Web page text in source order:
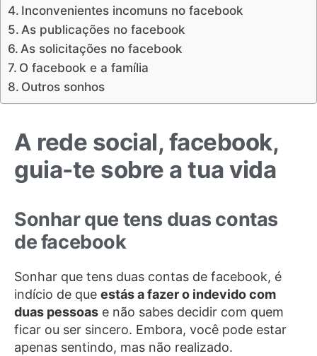
Inconvenientes incomuns no facebook
As publicações no facebook
As solicitações no facebook
O facebook e a família
Outros sonhos
A rede social, facebook,
guia-te sobre a tua vida
Sonhar que tens duas contas
de facebook
Sonhar que tens duas contas de facebook, é
indício de que estás a fazer o indevido com
duas pessoas e não sabes decidir com quem
ficar ou ser sincero. Embora, você pode estar
apenas sentindo, mas não realizado.